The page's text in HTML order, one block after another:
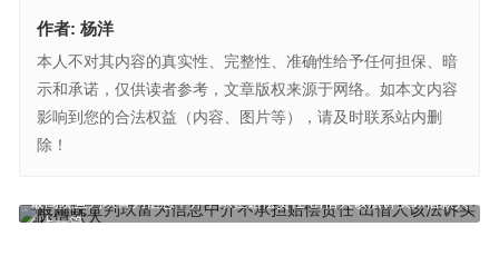
作者: 杨洋
本人不对其内容的真实性、完整性、准确性给予任何担保、暗
示和承诺，仅供读者参考，文章版权来源于网络。如本文内容
影响到您的合法权益（内容、图片等），请及时联系站内删
除！
上一篇
最高院宣判玖富为信息中介不承担赔偿责任 出借人该法诉实际借款人
俄罗斯公司承诺将解决对中国合作伙伴的支付问题